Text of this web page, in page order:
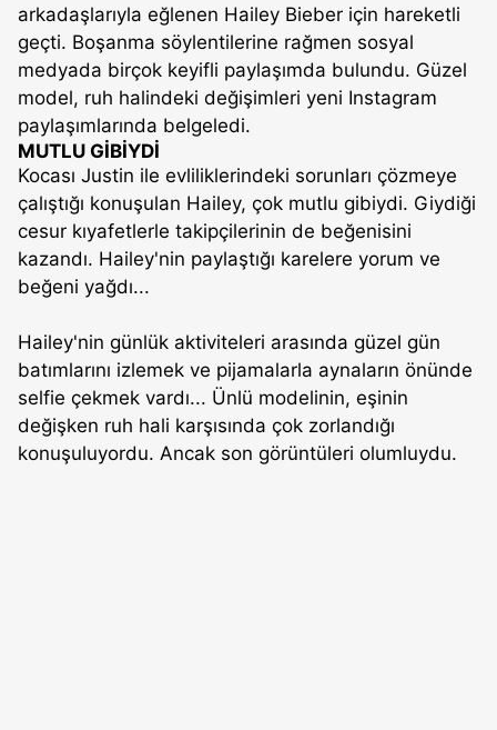
arkadaşlarıyla eğlenen Hailey Bieber için hareketli
geçti. Boşanma söylentilerine rağmen sosyal
medyada birçok keyifli paylaşımda bulundu. Güzel
model, ruh halindeki değişimleri yeni Instagram
paylaşımlarında belgeledi.
MUTLU GİBİYDİ
Kocası Justin ile evliliklerindeki sorunları çözmeye
çalıştığı konuşulan Hailey, çok mutlu gibiydi. Giydiği
cesur kıyafetlerle takipçilerinin de beğenisini
kazandı. Hailey'nin paylaştığı karelere yorum ve
beğeni yağdı...
Hailey'nin günlük aktiviteleri arasında güzel gün
batımlarını izlemek ve pijamalarla aynaların önünde
selfie çekmek vardı... Ünlü modelinin, eşinin
değişken ruh hali karşısında çok zorlandığı
konuşuluyordu. Ancak son görüntüleri olumluydu.